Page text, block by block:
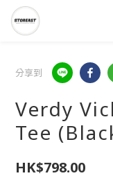
分享到
Verdy
Tee
HK$798.00